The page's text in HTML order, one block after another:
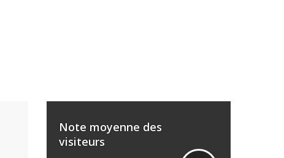
Note moyenne des
visiteurs